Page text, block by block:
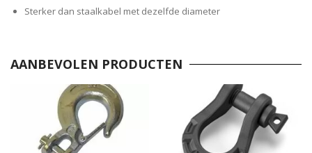
Sterker dan staalkabel met dezelfde diameter
AANBEVOLEN PRODUCTEN